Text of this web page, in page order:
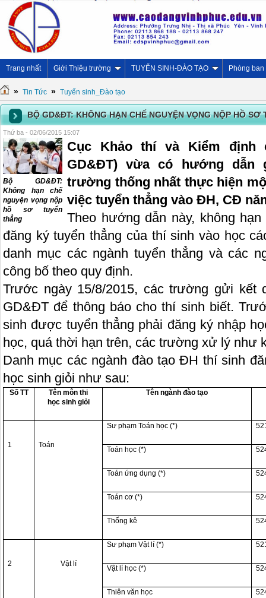
Trang nhất Giới Thiệu trường TUYỂN SINH-ĐÀO TẠO Phòng ban
» Tin Tức » Tuyển sinh_Đào tạo
BỘ GD&ĐT: KHÔNG HẠN CHẾ NGUYỆN VỌNG NỘP HỒ SƠ
Thứ ba - 02/06/2015 15:07
Bộ GD&ĐT:
Không hạn chế
nguyện vọng nộp
hồ sơ tuyển
thẳng
Cục Khảo thí và Kiểm định
GD&ĐT) vừa có hướng dẫn
trường thống nhất thực hiện
việc tuyển thẳng vào ĐH, CĐ
Theo hướng dẫn này, không
đăng ký tuyển thẳng của thí sinh vào học
danh mục các ngành tuyển thẳng và các
công bố theo quy định.
Trước ngày 15/8/2015, các trường gửi kết
GD&ĐT để thông báo cho thí sinh biết.
sinh được tuyển thẳng phải đăng ký nhập
học, quá thời hạn trên, các trường xử lý như
Danh mục các ngành đào tạo ĐH thí sinh
học sinh giỏi như sau:
Số TT
Tên môn thi
học sinh giỏi
Tên ngành đào tạo
1 Toán
Sư phạm Toán học (*)
Toán học (*)
Toán ứng dụng (*)
Toán cơ (*)
Thống kê
2 Vật lí
Sư phạm Vật lí (*)
Vật lí học (*)
Thiên văn học